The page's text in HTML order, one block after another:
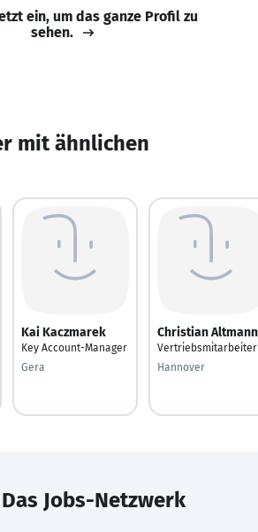
ein, um das ganze Profil zu
sehen.
mit ähnlichen
Kai Kaczmarek
Key Account-Manager
Gera
Christian Altmann
Vertriebsmitarbeiter
Hannover
Das Jobs-Netzwerk